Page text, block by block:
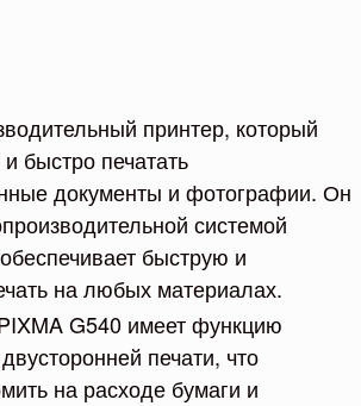
принтер, который
быстро печатать
документы и фотографии. Он
системой
быструю и
на любых материалах.
G540 имеет функцию
печати, что
на расходе бумаги и